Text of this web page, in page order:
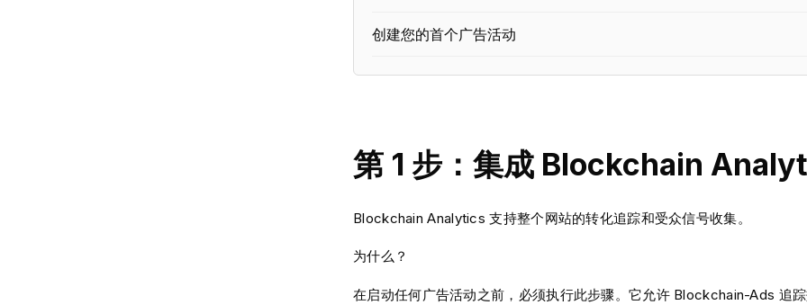
创建您的首个广告活动
第 1 步：集成 Blockchain
Blockchain Analytics 支持整个网站的转化追踪和受众信号收集。
为什么？
在启动任何广告活动之前，必须执行此步骤。它允许 Blockchain-Ads 追